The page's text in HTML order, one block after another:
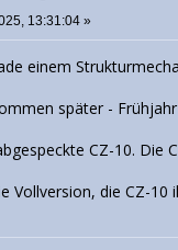
13:31:04 »
einem
später -
CZ-10. Die
Vollversion, die CZ-